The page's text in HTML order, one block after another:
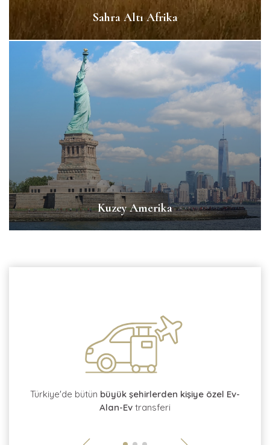
Sahra Altı Afrika
Kuzey Amerika
Türkiye'de bütün büyük şehirlerden kişiye özel Ev-
Alan-Ev transferi